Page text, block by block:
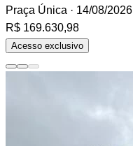
Praça Única · 14/08/2026
R$ 169.630,98
Acesso exclusivo